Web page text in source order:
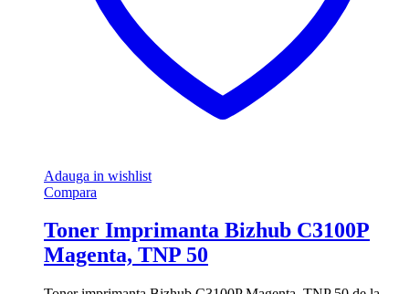
Adauga in wishlist
Compara
Toner Imprimanta Bizhub C3100P
Magenta, TNP 50